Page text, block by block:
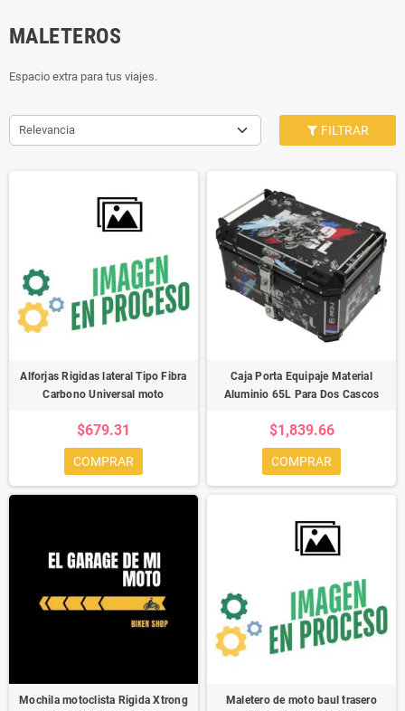
MALETEROS
Espacio extra para tus viajes.
Relevancia FILTRAR
Alforjas Rigidas lateral Tipo Fibra
Carbono Universal moto
$679.31
COMPRAR
Caja Porta Equipaje Material
Aluminio 65L Para Dos Cascos
$1,839.66
COMPRAR
Mochila motoclista Rigida Xtrong
Maletero de moto baul trasero